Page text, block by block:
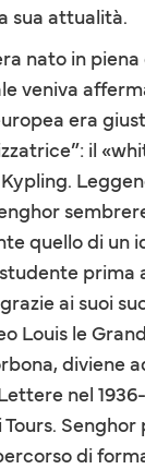
sua attualità.
nato in piena
veniva
era
il
quello di un
prima
ai suoi
Louis le
diviene
nel
Tours.
di